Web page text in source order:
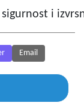
i
Email